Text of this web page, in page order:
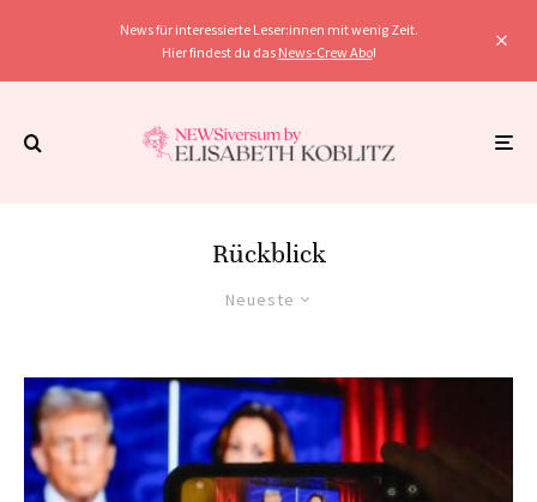
News für interessierte Leser:innen mit wenig Zeit.
Hier findest du das News-Crew Abo!
Rückblick
Neueste